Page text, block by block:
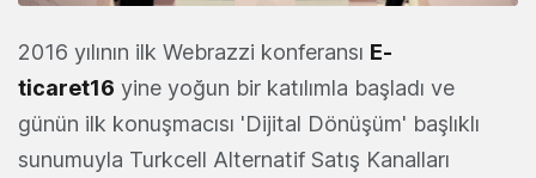
2016 yılının ilk Webrazzi konferansı E-
ticaret16 yine yoğun bir katılımla başladı ve
günün ilk konuşmacısı 'Dijital Dönüşüm' başlıklı
sunumuyla Turkcell Alternatif Satış Kanalları